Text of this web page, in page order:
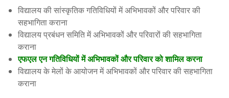
विद्यालय की सांस्कृतिक गतिविधियों में अभिभावकों और परिवार की
सहभागिता कराना
विद्यालय प्रबंधन समिति में अभिभावकों और परिवारों की सहभागिता
कराना
एफएल एन गतिविधियों में अभिभावकों और परिवार को शामिल करना
विद्यालय के मेलों के आयोजन में अभिभावकों और परिवार की सहभागिता
कराना